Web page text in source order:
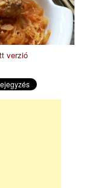
verzió